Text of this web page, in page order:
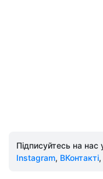
Підписуйтесь на
Instagram, ВКонтакті,